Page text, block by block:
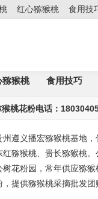
红心猕猴桃 食用技
猕猴桃 食用技巧
猴桃花粉电话：
州遵义播宏猕猴桃基地，
红猕猴桃、贵长猕猴桃
树花粉园，常年供应猕
，提供猕猴桃采摘批发